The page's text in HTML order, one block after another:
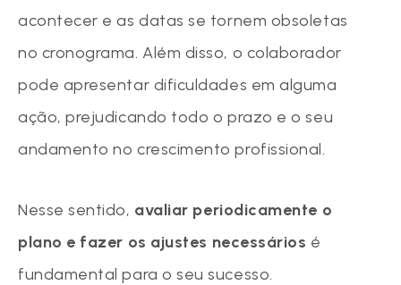
acontecer e as datas se tornem obsoletas
no cronograma. Além disso, o colaborador
pode apresentar dificuldades em alguma
ação, prejudicando todo o prazo e o seu
andamento no crescimento profissional.
Nesse sentido, avaliar periodicamente o
plano e fazer os ajustes necessários é
fundamental para o seu sucesso.